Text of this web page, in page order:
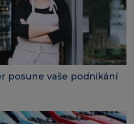
posune vaše podnikání